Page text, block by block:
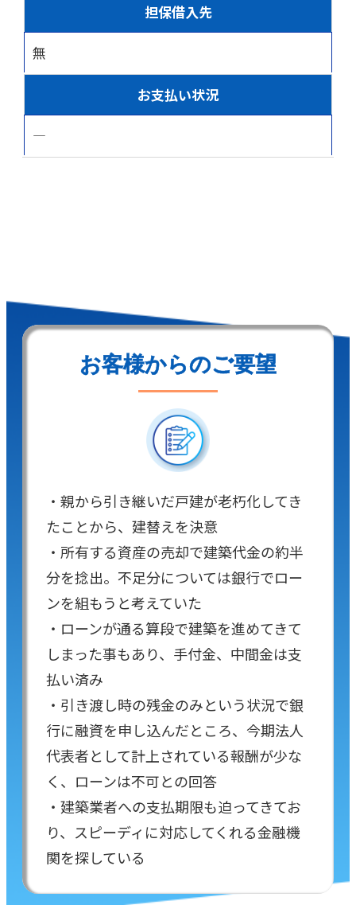
担保借入先
無
お支払い状況
―
お客様からのご要望
・親から引き継いだ戸建が老朽化してき
たことから、建替えを決意
・所有する資産の売却で建築代金の約半
分を捻出。不足分については銀行でロー
ンを組もうと考えていた
・ローンが通る算段で建築を進めてきて
しまった事もあり、手付金、中間金は支
払い済み
・引き渡し時の残金のみという状況で銀
行に融資を申し込んだところ、今期法人
代表者として計上されている報酬が少な
く、ローンは不可との回答
・建築業者への支払期限も迫ってきてお
り、スピーディに対応してくれる金融機
関を探している